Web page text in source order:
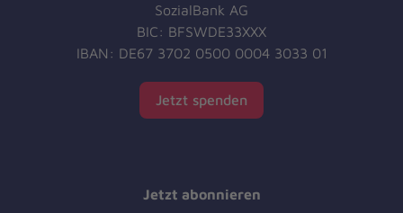
SozialBank AG
BIC: BFSWDE33XXX
IBAN: DE67 3702 0500 0004 3033 01
Jetzt spenden
Jetzt abonnieren